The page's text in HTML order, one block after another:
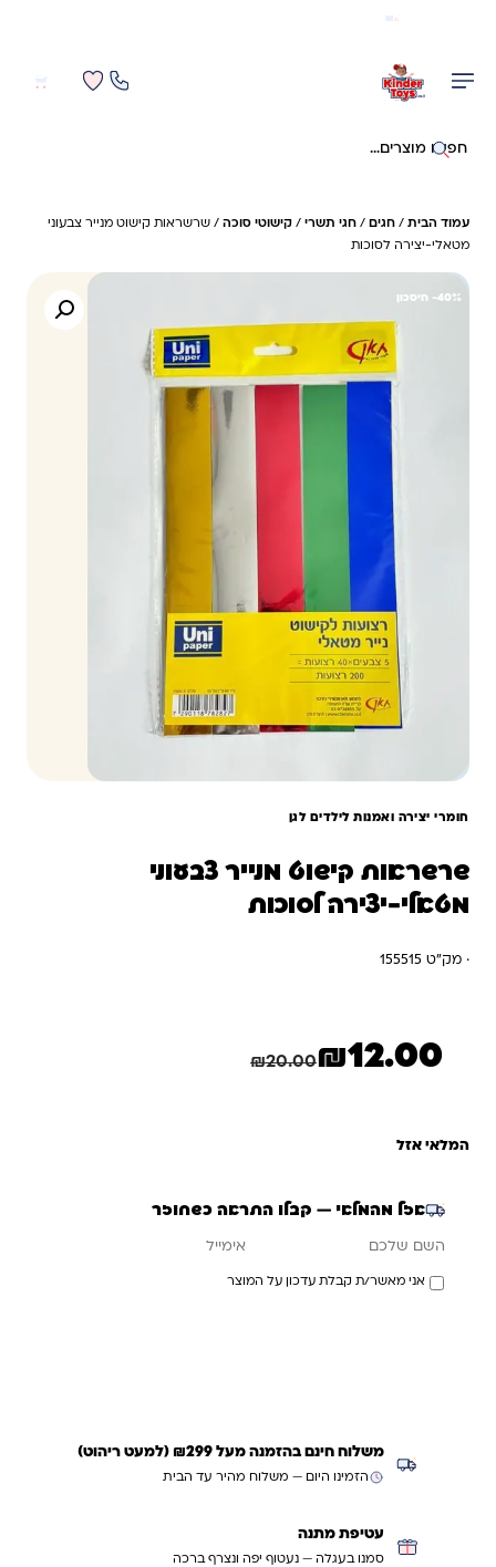
חיפוש באתר
עמוד הבית / חגים / חגי תשרי / קישוטי סוכה / שרשראות קישוט מנייר צבעוני
מטאלי-יצירה לסוכות
40%- חיסכון
חומרי יצירה ואמנות לילדים לגן
שרשראות קישוט מנייר צבעוני
מטאלי-יצירה לסוכות
· מק"ט 155515
₪20.00
המחיר המקורי היה: ₪20.00.
₪12.00
המחיר הנוכחי הוא: ₪12.00.
המלאי אזל
אזל מהמלאי — קבלו התראה כשחוזר
אני מאשר/ת קבלת עדכון על המוצר
משלוח חינם בהזמנה מעל ₪299 (למעט ריהוט)
הזמינו היום — משלוח מהיר עד הבית
עטיפת מתנה
סמנו בעגלה — נעטוף יפה ונצרף ברכה